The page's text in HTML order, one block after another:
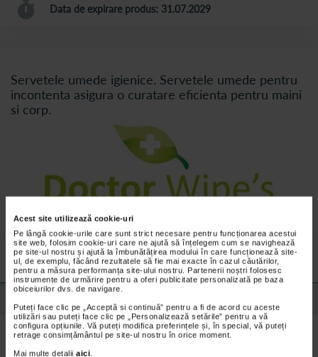
Acest site utilizează cookie-uri
Pe lângă cookie-urile care sunt strict necesare pentru funcționarea acestui
site web, folosim cookie-uri care ne ajută să înțelegem cum se navighează
pe site-ul nostru și ajută la îmbunătățirea modului în care funcționează site-
ul, de exemplu, făcând rezultatele să fie mai exacte în cazul căutărilor,
pentru a măsura performanța site-ului nostru. Partenerii noștri folosesc
instrumente de urmărire pentru a oferi publicitate personalizată pe baza
obiceiurilor dvs. de navigare.
Puteți face clic pe „Acceptă si continuă” pentru a fi de acord cu aceste
utilizări sau puteți face clic pe „Personalizează setările” pentru a vă
configura opțiunile. Vă puteți modifica preferințele și, în special, vă puteți
retrage consimțământul pe site-ul nostru în orice moment.
Mai multe detalii aici
Data de expirare produs: 31.07.2029
Servetele umede igienice. Servetele umede pentru
incontenta asigura o curatare eficienta pentru maini
si corp.
Preturile si promotiile afisate pe site in dreptul fiecarui produs sunt
valabile pentru comenzile efectuate online.
Beneficii Dr. Wipes Servetele umede
INCONTINENTA cu capac: